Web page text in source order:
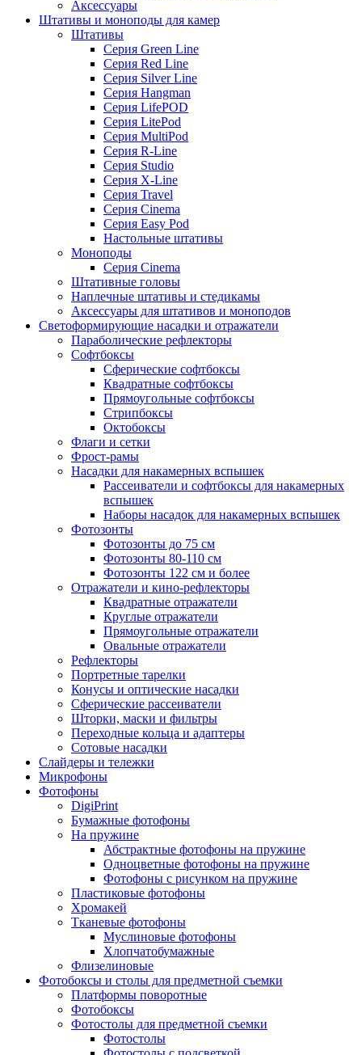
Аксессуары
Штативы и моноподы для камер
Штативы
Серия Green Line
Серия Red Line
Серия Silver Line
Серия Hangman
Серия LifePOD
Серия LitePod
Серия MultiPod
Серия R-Line
Серия Studio
Серия X-Line
Серия Travel
Серия Cinema
Серия Easy Pod
Настольные штативы
Моноподы
Серия Cinema
Штативные головы
Наплечные штативы и стедикамы
Аксессуары для штативов и моноподов
Светоформирующие насадки и отражатели
Параболические рефлекторы
Софтбоксы
Сферические софтбоксы
Квадратные софтбоксы
Прямоугольные софтбоксы
Стрипбоксы
Октобоксы
Флаги и сетки
Фрост-рамы
Насадки для накамерных вспышек
Рассеиватели и софтбоксы для накамерных
вспышек
Наборы насадок для накамерных вспышек
Фотозонты
Фотозонты до 75 см
Фотозонты 80-110 см
Фотозонты 122 см и более
Отражатели и кино-рефлекторы
Квадратные отражатели
Круглые отражатели
Прямоугольные отражатели
Овальные отражатели
Рефлекторы
Портретные тарелки
Конусы и оптические насадки
Сферические рассеиватели
Шторки, маски и фильтры
Переходные кольца и адаптеры
Сотовые насадки
Слайдеры и тележки
Микрофоны
Фотофоны
DigiPrint
Бумажные фотофоны
На пружине
Абстрактные фотофоны на пружине
Одноцветные фотофоны на пружине
Фотофоны с рисунком на пружине
Пластиковые фотофоны
Хромакей
Тканевые фотофоны
Муслиновые фотофоны
Хлопчатобумажные
Флизелиновые
Фотобоксы и столы для предметной съемки
Платформы поворотные
Фотобоксы
Фотостолы для предметной съемки
Фотостолы